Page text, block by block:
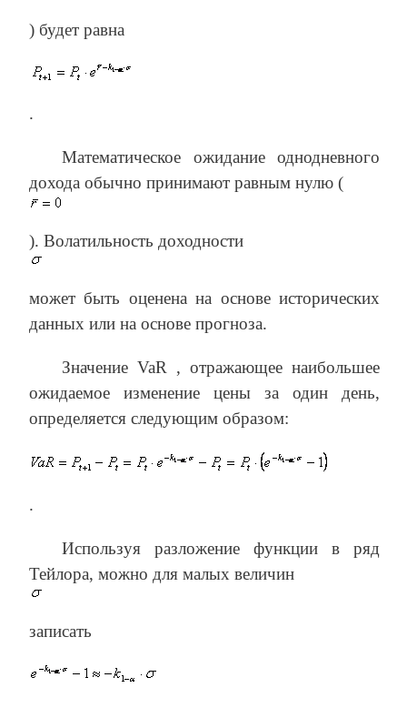
) будет равна
.
Математическое ожидание однодневного
дохода обычно принимают равным нулю (
). Волатильность доходности
может быть оценена на основе исторических
данных или на основе прогноза.
Значение VaR , отражающее наибольшее
ожидаемое изменение цены за один день,
определяется следующим образом:
.
Используя разложение функции в ряд
Тейлора, можно для малых величин
записать